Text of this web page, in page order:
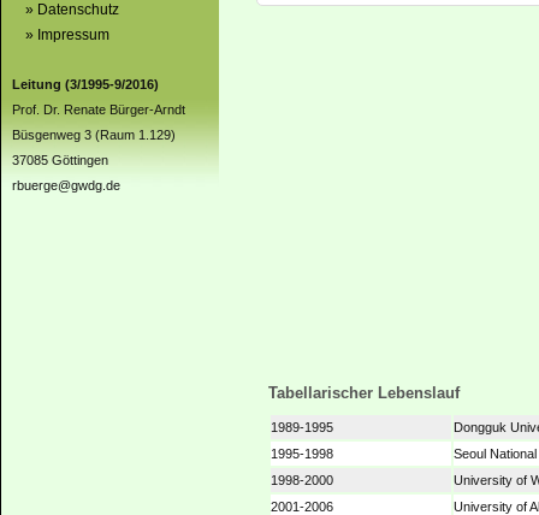
» Datenschutz
» Impressum
Leitung (3/1995-9/2016)
Prof. Dr. Renate Bürger-Arndt
Büsgenweg 3 (Raum 1.129)
37085 Göttingen
rbuerge@gwdg.de
Tabellarischer Lebenslauf
1989-1995
Dongguk
1995-1998
Seoul
1998-2000
University of
2001-2006
University of